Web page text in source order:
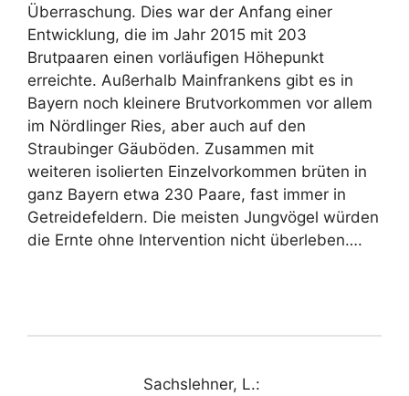
Überraschung. Dies war der Anfang einer
Entwicklung, die im Jahr 2015 mit 203
Brutpaaren einen vorläufigen Höhepunkt
erreichte. Außerhalb Mainfrankens gibt es in
Bayern noch kleinere Brutvorkommen vor allem
im Nördlinger Ries, aber auch auf den
Straubinger Gäuböden. Zusammen mit
weiteren isolierten Einzelvorkommen brüten in
ganz Bayern etwa 230 Paare, fast immer in
Getreidefeldern. Die meisten Jungvögel würden
die Ernte ohne Intervention nicht überleben….
Sachslehner, L.: